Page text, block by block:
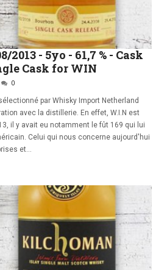
- 5yo - 61,7 % - Cask
Cask for WIN
0
par Whisky Import Netherland
avec la distillerie. En effet, W.I.N est
il y avait eu notamment le fût 169 qui lui
Celui qui nous concerne aujourd'hui
et...